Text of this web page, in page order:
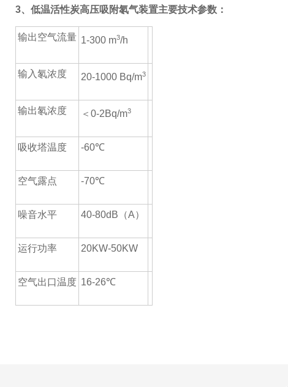
3、 低温活性炭高压吸附氡气装置主要技术参数：
输出空气流量 1-300 m3/h
输入氡浓度 20-1000 Bq/m3
输出氡浓度 ＜0-2Bq/m3
吸收塔温度 -60℃
空气露点 -70℃
噪音水平 40-80dB （A）
运行功率 20KW-50KW
空气出口温度 16-26℃